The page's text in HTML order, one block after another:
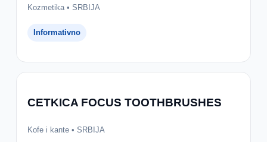
Kozmetika • SRBIJA
Informativno
CETKICA FOCUS TOOTHBRUSHES
Kofe i kante • SRBIJA